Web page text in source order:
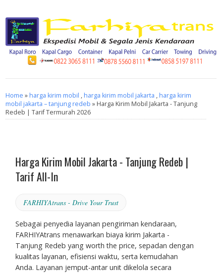
Home »harga kirim mobil ,harga kirim mobil jakarta ,harga kirim
mobil jakarta – tanjung redeb » Harga Kirim Mobil Jakarta - Tanjung
Redeb | Tarif Termurah 2026
Harga Kirim Mobil Jakarta - Tanjung Redeb |
Tarif All-In
FARHIYAtrans - Drive Your Trust
Sebagai penyedia layanan pengiriman kendaraan,
FARHIYAtrans menawarkan biaya kirim Jakarta -
Tanjung Redeb yangworth the price, sepadan dengan
kualitas layanan, efisiensi waktu, serta kemudahan
Anda. Layanan jemput-antar unit dikelola secara